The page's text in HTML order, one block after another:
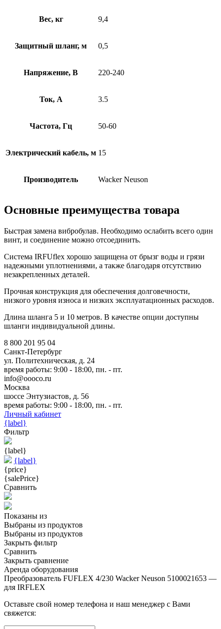
Вес, кг 9,4
Защитный шланг, м 0,5
Напряжение, В 220-240
Ток, А 3.5
Частота, Гц 50-60
Электрический кабель, м 15
Производитель Wacker Neuson
Основные преимущества товара
Быстрая замена вибробулав. Необходимо ослабить всего один
винт, и соединение можно отсоединить.
Система IRFUflex хорошо защищена от брызг воды и грязи
надежными уплотнениями, а также благодаря отсутствию
незакрепленных деталей.
Прочная конструкция для обеспечения долговечности,
низкого уровня износа и низких эксплуатационных расходов.
Длина шланга 5 и 10 метров. В качестве опции доступны
шланги индивидуальной длины.
8 800 201 95 04
Санкт-Петербург
ул. Политехническая, д. 24
время работы: 9:00 - 18:00, пн. - пт.
info@oooco.ru
Москва
шоссе Энтузиастов, д. 56
время работы: 9:00 - 18:00, пн. - пт.
Личный кабинет
{label}
Фильтр
{label}
{label}
{price}
{salePrice}
Сравнить
Показаны из
Выбраны из продуктов
Выбраны из продуктов
Закрыть фильтр
Сравнить
Закрыть сравнение
Аренда оборудования
Преобразователь FUFLEX 4/230 Wacker Neuson 5100021653 —
для IRFLEX
Оставьте свой номер телефона и наш менеджер с Вами
свяжется: